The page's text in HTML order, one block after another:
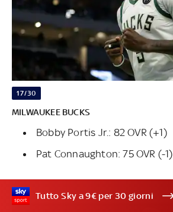
17/30
MILWAUKEE BUCKS
Bobby Portis Jr.: 82 OVR (+1)
Pat Connaughton: 75 OVR (-1)
Tutto Sky a 9€ per 30 giorni